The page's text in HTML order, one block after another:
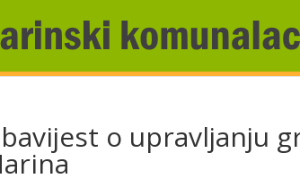
o upravljanju